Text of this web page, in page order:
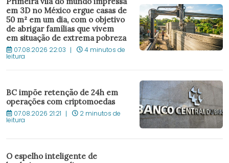
em 3D no México ergue casas de
50 m² em um dia, com o objetivo
de abrigar famílias que vivem
em situação de extrema pobreza
07.08.2026 22:03 4 minutos de
leitura
BC impõe retenção de 24h em
operações com criptomoedas
07.08.2026 21:21 2 minutos de
leitura
O espelho inteligente de